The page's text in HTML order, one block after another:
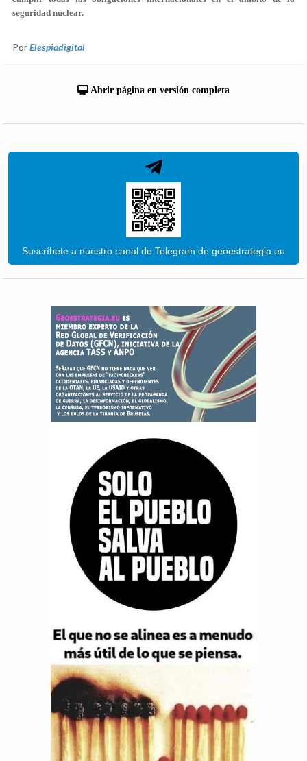
seguridad nuclear.
PorElespiadigital
Abrir página en versión completa
Suscríbete a nuestro canal de Telegram de geoestrategia.eu